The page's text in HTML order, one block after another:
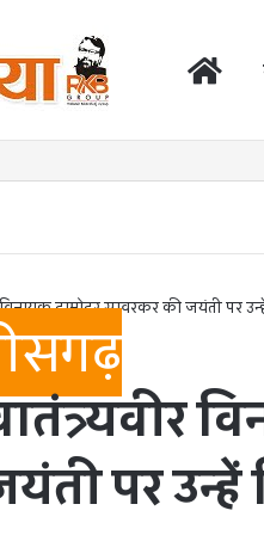
विनायक दामोदर सावरकर की जयंती पर
पर